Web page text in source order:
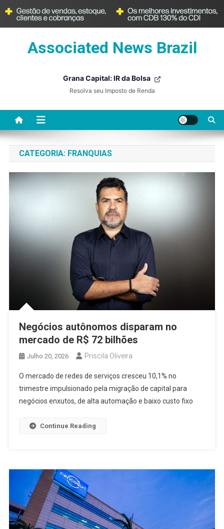
Associated News Brazil
Grana Capital: IR da Bolsa
Resolva seu Imposto de Renda
CATEGORIA: FRANQUIAS
Negócios autônomos disparam no
mercado de R$ 72 bilhões
Julho 20, 2026 Priscila Oliveira
O mercado de redes de serviços cresceu 10,1% no
trimestre impulsionado pela migração de capital para
negócios enxutos, de alta automação e baixo custo fixo
Continue Reading